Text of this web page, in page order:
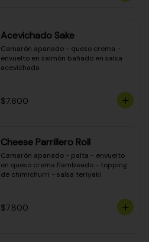
Acevichado Sake
Camarón apanado - queso crema -
envuelto en salmón bañado en salsa
acevichada
$7.600
Cheese Parrillero Roll
Camarón apanado - palta - envuelto
en queso crema flambeado - topping
de chimichurri - salsa teriyaki
$7.800